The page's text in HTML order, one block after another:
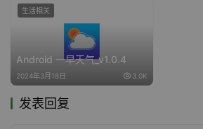
Android 一早天气_v1.0.4
2024年3月18日 3.0K
生活相关
发表回复